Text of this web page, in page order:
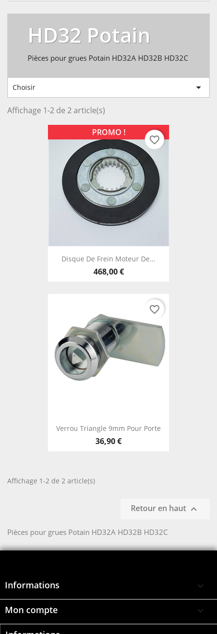
HD32 Potain
Pièces pour grues Potain HD32A HD32B HD32C
Choisir 
Affichage 1-2 de 2 article(s)
Disque De Frein Moteur De...
468,00 €
PROMO !
favorite_border
Verrou Triangle 9mm Pour Porte
36,90 €
favorite_border
Affichage 1-2 de 2 article(s)
Retour en haut 
Pièces pour grues Potain HD32A HD32B HD32C
Informations 
Mon compte 